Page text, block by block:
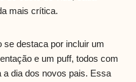
mais crítica.
se destaca por incluir um
e um puff, todos com
a dia dos novos pais. Essa